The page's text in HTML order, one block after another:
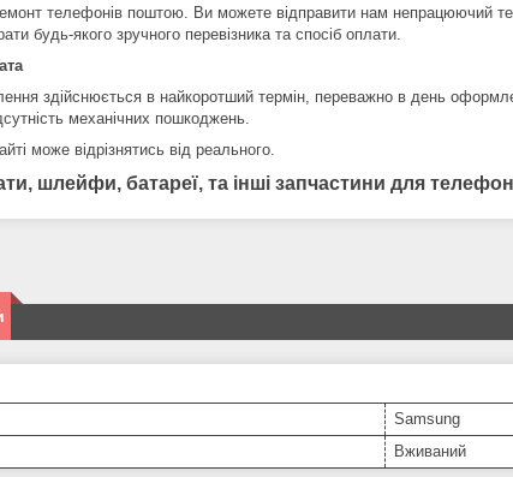
телефонів поштою. Ви можете відправити нам непрацюючий
будь-якого зручного перевізника та спосіб оплати.
здійснюється в найкоротший термін, переважно в день
механічних пошкоджень.
може відрізнятись від реального.
шлейфи, батареї, та інші запчастини для
Samsung
Вживаний